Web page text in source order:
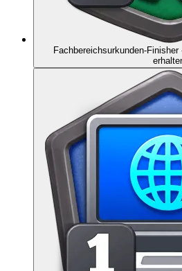
Fachbereichsurkunden-Finisher